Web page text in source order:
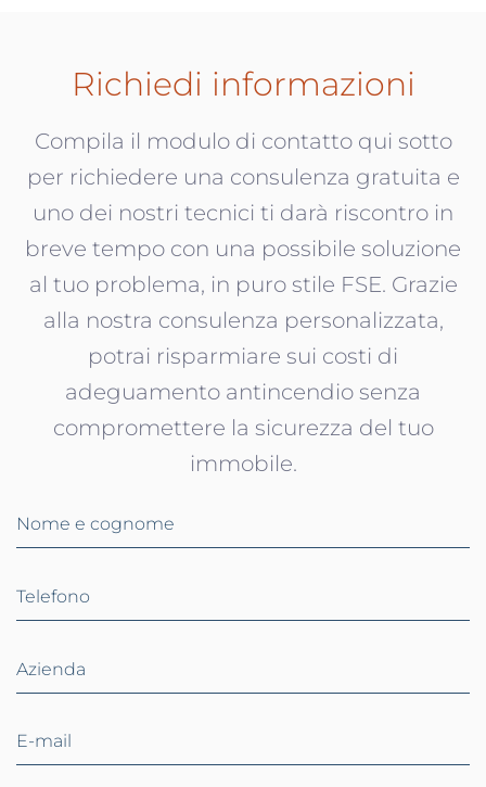
Richiedi informazioni
Compila il modulo di contatto qui sotto
per richiedere una consulenza gratuita e
uno dei nostri tecnici ti darà riscontro in
breve tempo con una possibile soluzione
al tuo problema, in puro stile FSE. Grazie
alla nostra consulenza personalizzata,
potrai risparmiare sui costi di
adeguamento antincendio senza
compromettere la sicurezza del tuo
immobile.
Nome e cognome
Telefono
Azienda
E-mail